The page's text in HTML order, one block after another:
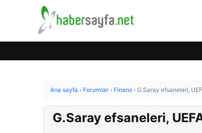
Ana sayfa › Forumlar › Finans › G.Saray efsaneleri,
G.Saray efsaneleri,